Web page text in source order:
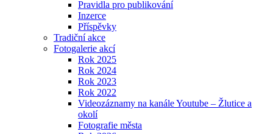
Pravidla pro publikování
Inzerce
Příspěvky
Tradiční akce
Fotogalerie akcí
Rok 2025
Rok 2024
Rok 2023
Rok 2022
Videozáznamy na kanále Youtube – Žlutice a
okolí
Fotografie města